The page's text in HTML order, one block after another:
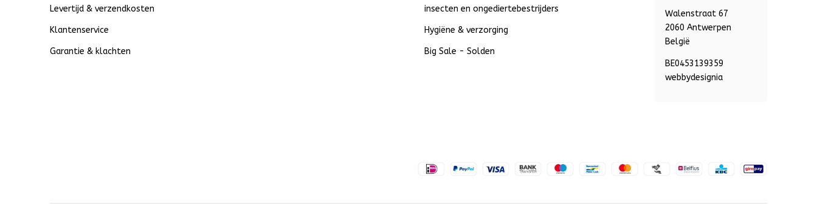
Levertijd & verzendkosten
Klantenservice
Garantie & klachten
insecten en ongediertebestrijders
Hygiëne & verzorging
Big Sale - Solden
Walenstraat 67
2060 Antwerpen
België
BE0453139359
webbydesignia